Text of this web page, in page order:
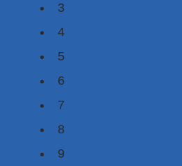
3
4
5
6
7
8
9